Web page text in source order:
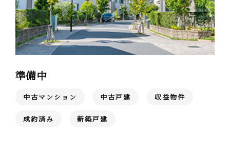
準備中
中古マンション 中古戸建 収益物件
成約済み 新築戸建
お問い合わせはこちら